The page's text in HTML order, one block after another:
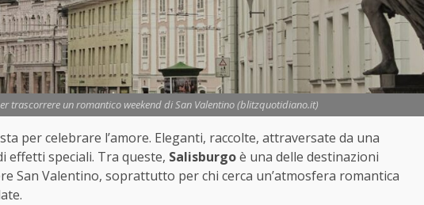
trascorrere un romantico weekend di San Valentino (blitzquotidiano.it)
per celebrare l’amore. Eleganti, raccolte, attraversate da una
effetti speciali. Tra queste, Salisburgoè una delle destinazioni
San Valentino, soprattutto per chi cerca un’atmosfera romantica